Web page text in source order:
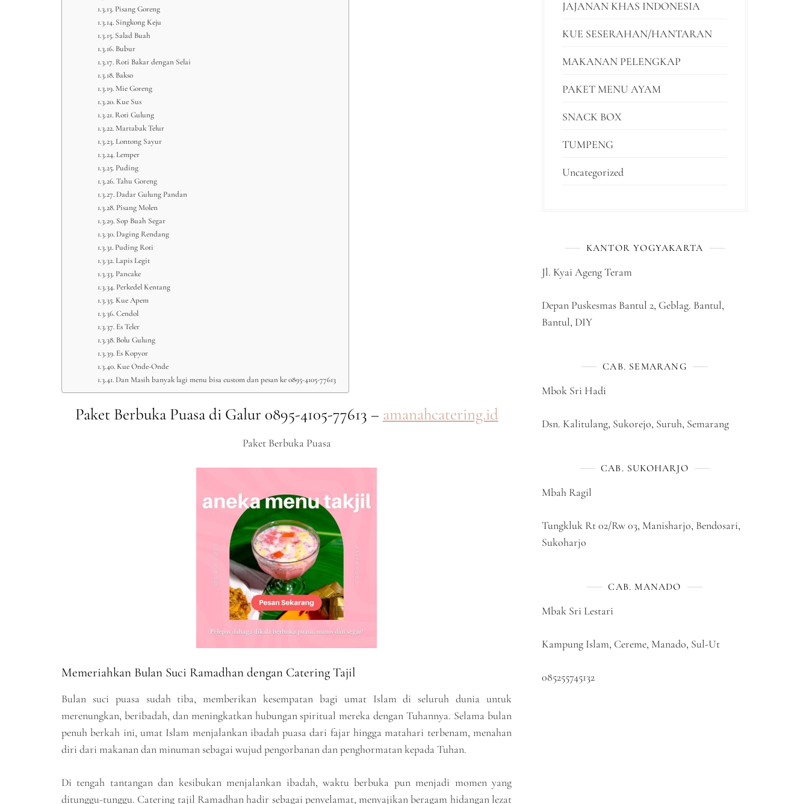
Pisang Goreng
Singkong Keju
Salad Buah
Bubur
Roti Bakar dengan Selai
Bakso
Mie Goreng
Kue Sus
Roti Gulung
Martabak Telur
Lontong Sayur
Lemper
Puding
Tahu Goreng
Dadar Gulung Pandan
Pisang Molen
Sop Buah Segar
Daging Rendang
Puding Roti
Lapis Legit
Pancake
Perkedel Kentang
Kue Apem
Cendol
Es Teler
Bolu Gulung
Es Kopyor
Kue Onde-Onde
Dan Masih banyak lagi menu bisa custom dan pesan ke 0895-4105-77613
Paket Berbuka Puasa di Galur 0895-4105-77613 – amanahcatering.id
Paket Berbuka Puasa
Memeriahkan Bulan Suci Ramadhan dengan Catering Tajil
Bulan suci puasa sudah tiba, memberikan kesempatan bagi umat Islam di seluruh dunia untuk
merenungkan, beribadah, dan meningkatkan hubungan spiritual mereka dengan Tuhannya. Selama bulan
penuh berkah ini, umat Islam menjalankan ibadah puasa dari fajar hingga matahari terbenam, menahan
diri dari makanan dan minuman sebagai wujud pengorbanan dan penghormatan kepada Tuhan.
Di tengah tantangan dan kesibukan menjalankan ibadah, waktu berbuka pun menjadi momen yang
ditunggu-tunggu. Catering tajil Ramadhan hadir sebagai penyelamat, menyajikan beragam hidangan lezat
JAJANAN KHAS INDONESIA
KUE SESERAHAN/HANTARAN
MAKANAN PELENGKAP
PAKET MENU AYAM
SNACK BOX
TUMPENG
Uncategorized
KANTOR YOGYAKARTA
Jl. Kyai Ageng Teram
Depan Puskesmas Bantul 2, Geblag. Bantul,
Bantul, DIY
CAB. SEMARANG
Mbok Sri Hadi
Dsn. Kalitulang, Sukorejo, Suruh, Semarang
CAB. SUKOHARJO
Mbah Ragil
Tungkluk Rt 02/Rw 03, Manisharjo, Bendosari,
Sukoharjo
CAB. MANADO
Mbak Sri Lestari
Kampung Islam, Cereme, Manado, Sul-Ut
085255745132